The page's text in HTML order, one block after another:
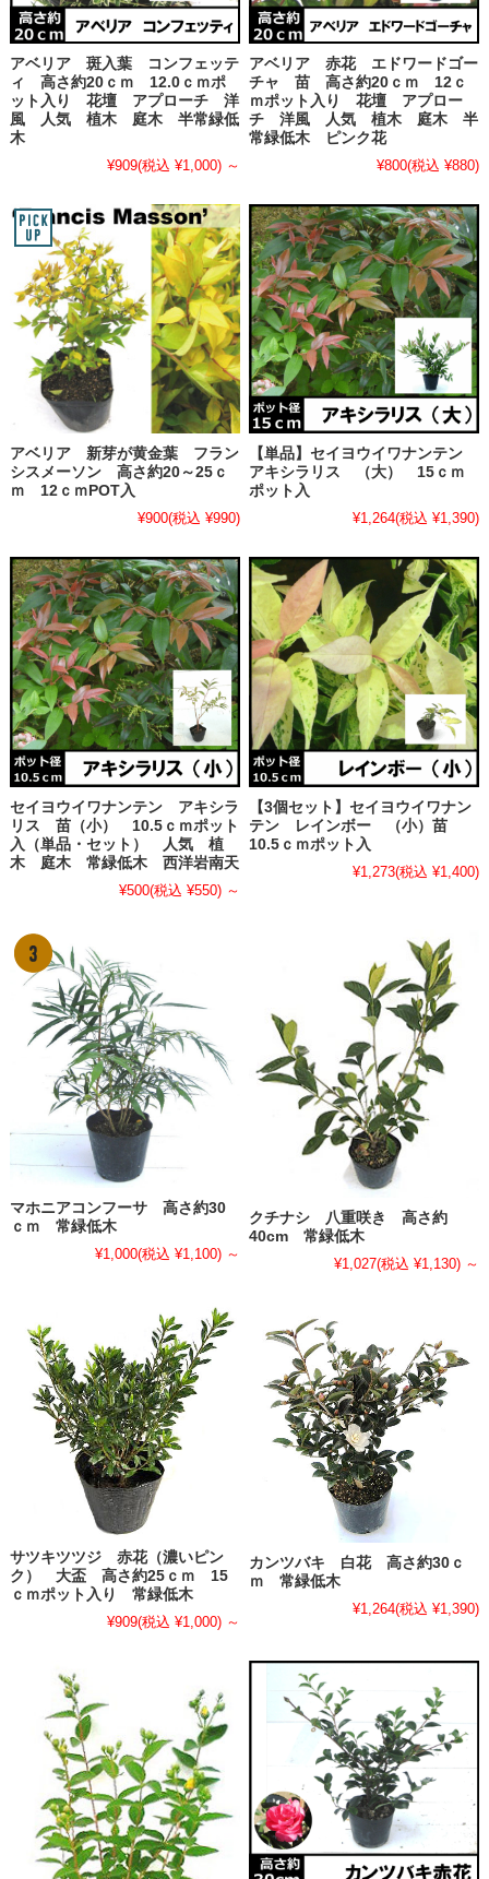
アベリア 斑入葉 コンフェッテ
ィ 高さ約20ｃｍ 12.0ｃｍポ
ット入り 花壇 アプローチ 洋
風 人気 植木 庭木 半常緑低
木
¥909(税込 ¥1,000) ～
アベリア 赤花 エドワードゴー
チャ 苗 高さ約20ｃｍ 12ｃ
ｍポット入り 花壇 アプロー
チ 洋風 人気 植木 庭木 半
常緑低木 ピンク花
¥800(税込 ¥880)
アベリア 新芽が黄金葉 フラン
シスメーソン 高さ約20～25ｃ
ｍ 12ｃｍPOT入
¥900(税込 ¥990)
【単品】セイヨウイワナンテン
アキシラリス （大） 15ｃｍ
ポット入
¥1,264(税込 ¥1,390)
セイヨウイワナンテン アキシラ
リス 苗（小） 10.5ｃｍポット
入（単品・セット） 人気 植
木 庭木 常緑低木 西洋岩南天
¥500(税込 ¥550) ～
【3個セット】セイヨウイワナン
テン レインボー （小）苗
10.5ｃｍポット入
¥1,273(税込 ¥1,400)
マホニアコンフーサ 高さ約30
ｃｍ 常緑低木
¥1,000(税込 ¥1,100) ～
クチナシ 八重咲き 高さ約
40cm 常緑低木
¥1,027(税込 ¥1,130) ～
サツキツツジ 赤花（濃いピン
ク） 大盃 高さ約25ｃｍ 15
ｃｍポット入り 常緑低木
¥909(税込 ¥1,000) ～
カンツバキ 白花 高さ約30ｃ
ｍ 常緑低木
¥1,264(税込 ¥1,390)